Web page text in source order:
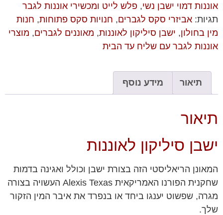
אוננות דמוי ישבן נשי, פלש לייט ומכשירי אוננות לגבר
תגיות: אביזרי סקס לגברים, חנויות סקס פתוחות, חנות
מין בחולון, ישבן סיליקון לאוננות, מאוננים לגברים, מוצרי
אוננות לגבר עם שליח עד הבית
תיאור מידע נוסף
תיאור
ישבן סיליקון לאוננות
המאונן הריאליסטי הזה בצורת ישבן וכולל ואגינה בדמות
שחקנית הפורנו האמריקאית Alexis Texas העשויה בצורה
מגרה, שפשוט יענגו ביחד או בנפרד את איבר המין הזקור
שלך.